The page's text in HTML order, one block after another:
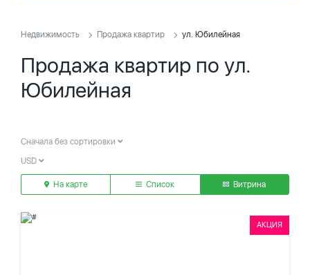
Недвижимость Продажа квартир ул. Юбилейная
Продажа квартир по ул.
Юбилейная
Сначала без сортировки
USD
На карте Список Витрина
АКЦИЯ